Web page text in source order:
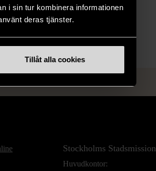
i sin tur kombinera informationen
deras tjänster.
Tillåt alla cookies
Stockholms Stadsmission
Huvudkontor: